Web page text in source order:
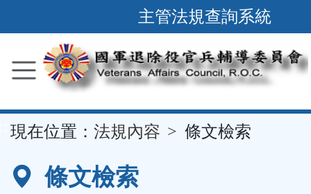
到
要
容
區
主管法規查詢系統
現在位置： 法規內容 條文檢索
條文檢索